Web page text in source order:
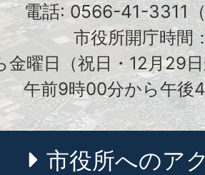
電話: 0566-41-3311
市役所開庁時間
金曜日（祝日・12月29
午前9時00分から午後
市役所へのア